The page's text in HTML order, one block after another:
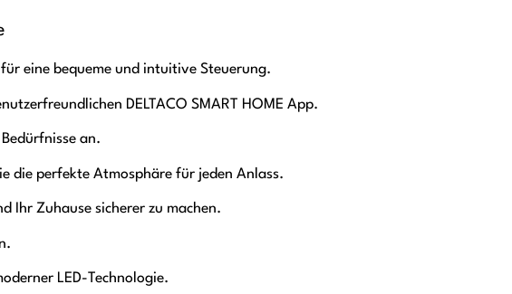
eine bequeme und intuitive Steuerung.
DELTACO SMART HOME App.
an.
die perfekte Atmosphäre für jeden Anlass.
Ihr Zuhause sicherer zu machen.
LED-Technologie.